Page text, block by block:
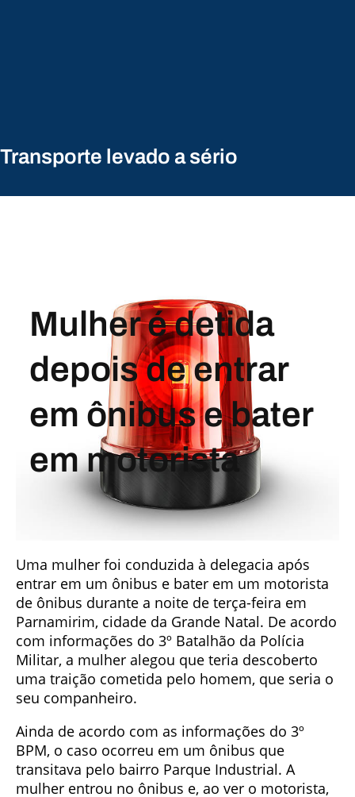
Transporte levado a sério
Mulher é detida
depois de entrar
em ônibus e bater
em motorista
Uma mulher foi conduzida à delegacia após
entrar em um ônibus e bater em um motorista
de ônibus durante a noite de terça-feira em
Parnamirim, cidade da Grande Natal. De acordo
com informações do 3º Batalhão da Polícia
Militar, a mulher alegou que teria descoberto
uma traição cometida pelo homem, que seria o
seu companheiro.
Ainda de acordo com as informações do 3º
BPM, o caso ocorreu em um ônibus que
transitava pelo bairro Parque Industrial. A
mulher entrou no ônibus e, ao ver o motorista,